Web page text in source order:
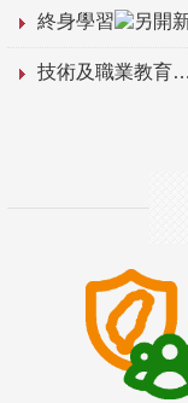
終身學習
技術及職業教育